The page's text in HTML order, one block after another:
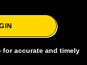
and timely Delhi